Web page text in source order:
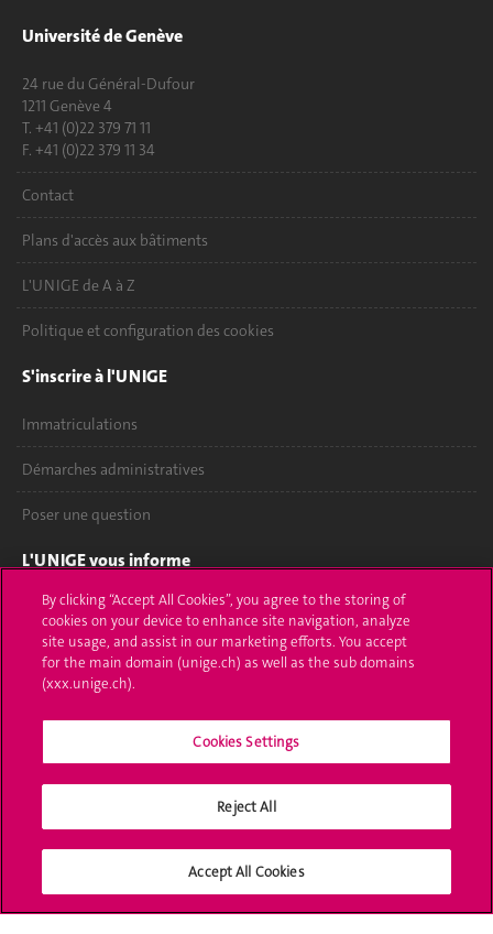
Université de Genève
24 rue du Général-Dufour
1211 Genève 4
T. +41 (0)22 379 71 11
F. +41 (0)22 379 11 34
Contact
Plans d'accès aux bâtiments
L'UNIGE de A à Z
Politique et configuration des cookies
S'inscrire à l'UNIGE
Immatriculations
Démarches administratives
Poser une question
L'UNIGE vous informe
UNIGE Mobile
Médias
Offres d'emploi
Calendrier académique
Médias sociaux UNIGE
By clicking “Accept All Cookies”, you agree to the storing of
cookies on your device to enhance site navigation, analyze
site usage, and assist in our marketing efforts. You accept
for the main domain (unige.ch) as well as the sub domains
(xxx.unige.ch).
Cookies Settings
Reject All
Accept All Cookies